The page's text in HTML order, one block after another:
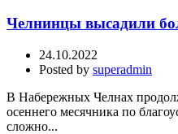
Челнинцы высадили
24.10.2022
Posted by superadmin
В Набережных Челнах
осеннего месячника по
сложно...